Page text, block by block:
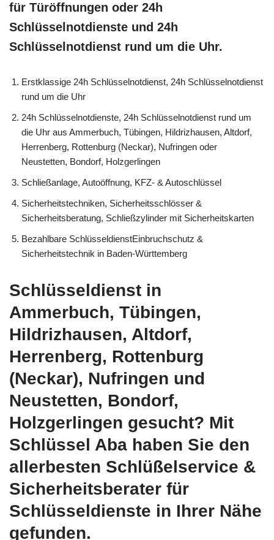
für Türöffnungen oder 24h
Schlüsselnotdienste und 24h
Schlüsselnotdienst rund um die Uhr.
Erstklassige 24h Schlüsselnotdienst, 24h Schlüsselnotdienst
rund um die Uhr
24h Schlüsselnotdienste, 24h Schlüsselnotdienst rund um
die Uhr aus Ammerbuch, Tübingen, Hildrizhausen, Altdorf,
Herrenberg, Rottenburg (Neckar), Nufringen oder
Neustetten, Bondorf, Holzgerlingen
Schließanlage, Autoöffnung, KFZ- & Autoschlüssel
Sicherheitstechniken, Sicherheitsschlösser &
Sicherheitsberatung, Schließzylinder mit Sicherheitskarten
Bezahlbare SchlüsseldienstEinbruchschutz &
Sicherheitstechnik in Baden-Württemberg
Schlüsseldienst in
Ammerbuch, Tübingen,
Hildrizhausen, Altdorf,
Herrenberg, Rottenburg
(Neckar), Nufringen und
Neustetten, Bondorf,
Holzgerlingen gesucht? Mit
Schlüssel Aba haben Sie den
allerbesten Schlüßelservice &
Sicherheitsberater für
Schlüsseldienste in Ihrer Nähe
gefunden.